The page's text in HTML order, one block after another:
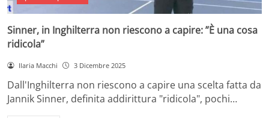
Sinner, in Inghilterra non riescono a capire: ”È una cosa
ridicola”
Ilaria Macchi 3 Dicembre 2025
Dall'Inghilterra non riescono a capire una scelta fatta da
Jannik Sinner, definita addirittura "ridicola", pochi…